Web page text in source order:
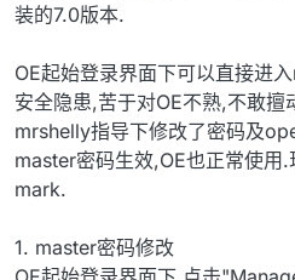
装的7.0版本.
OE起始登录界面下可以直接进
安全隐患,苦于对OE不熟,不敢
mrshelly指导下修改了密码及
master密码生效,OE也正常使用
mark.
1. master密码修改